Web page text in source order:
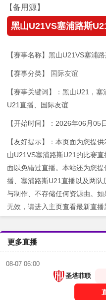
【备用源】
黑山U21VS塞浦路斯
【赛事名称】黑山U21VS塞浦
【赛事分类】 国际友谊
【赛事关键词】：黑山U21，
U21直播、国际友谊
【开始时间】：2026年06月05
【友好提示】：本页面为您提
山U21VS塞浦路斯U21的比赛
面以免错过直播。本站还为您
播、塞浦路斯U21直播以及两
与制作、不存储任何资源由。
无效，请进入主页查看最新直播
更多直播
08-07 06:00
圣塔菲联